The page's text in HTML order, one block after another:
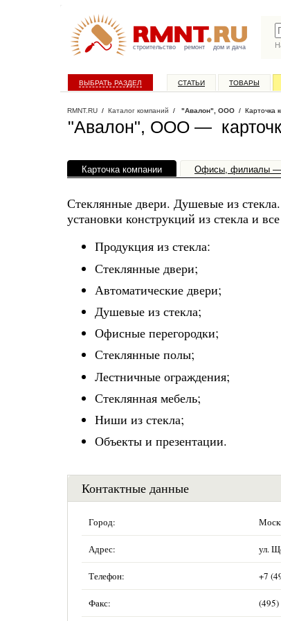
строительство ремонт дом и дача
ВЫБРАТЬ РАЗДЕЛ СТАТЬИ ТОВАРЫ
RMNT.RU / Каталог компаний / "Авалон", ООО / Карточка
"Авалон", ООО —
Карточка компании Офисы, филиалы
Стеклянные двери. Душевые из
установки конструкций из стекла и
Продукция из стекла:
Стеклянные двери;
Автоматические двери;
Душевые из стекла;
Офисные перегородки;
Стеклянные полы;
Лестничные ограждения;
Стеклянная мебель;
Ниши из стекла;
Объекты и презентации.
Контактные данные
Город:
Адрес: ул.
Телефон: +7
Факс: (495)